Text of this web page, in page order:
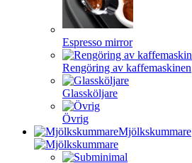
Espresso mirror
Rengöring av kaffemaskinen
Glassköljare
Övrig
Mjölkskummare